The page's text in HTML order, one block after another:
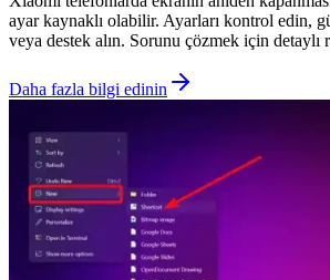
ayar kaynaklı olabilir. Ayarları kontrol edin,
veya destek alın. Sorunu çözmek için detaylı
Daha fazla bilgi edinin